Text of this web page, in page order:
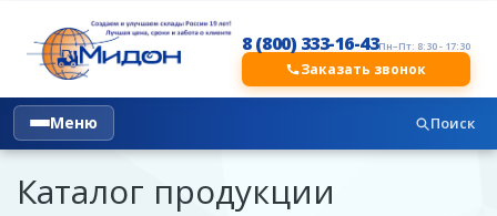
8 (800) 333-16-43Пн–Пт: 8:30 - 17:30
Заказать звонок
Меню Поиск
Каталог продукции